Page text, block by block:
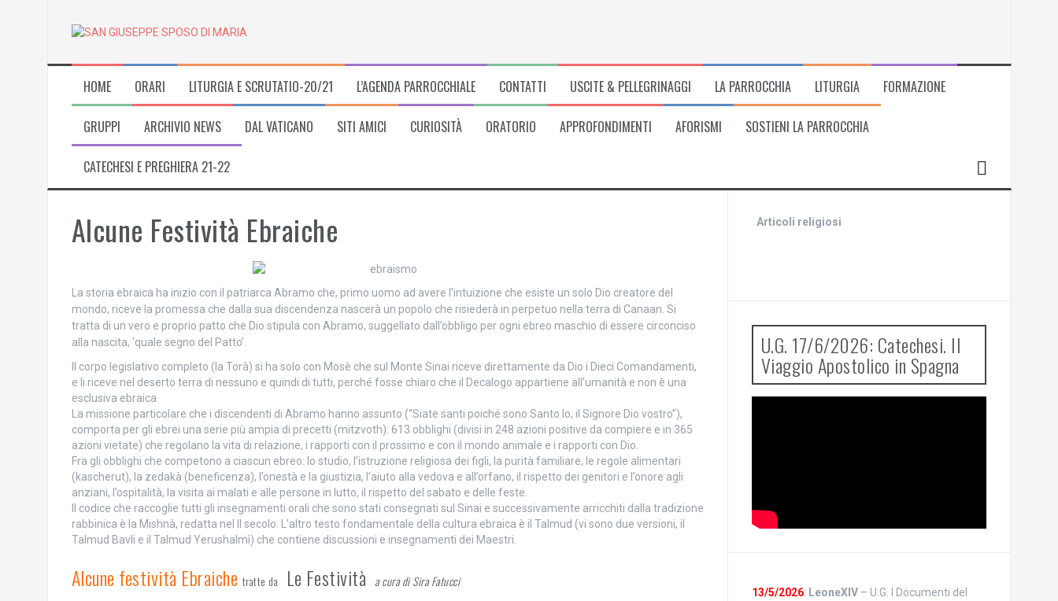
HOME ORARI LITURGIA E SCRUTATIO-20/21 L’AGENDA PARROCCHIALE CONTATTI USCITE & PELLEGRINAGGI LA PARROCCHIA LITURGIA FORMAZIONE
GRUPPI ARCHIVIO NEWS DAL VATICANO SITI AMICI CURIOSITÀ ORATORIO APPROFONDIMENTI AFORISMI SOSTIENI LA PARROCCHIA
CATECHESI E PREGHIERA 21-22
Alcune Festività Ebraiche
La storia ebraica ha inizio con il patriarca Abramo che, primo uomo ad avere l’intuizione che esiste un solo Dio creatore del
mondo, riceve la promessa che dalla sua discendenza nascerà un popolo che risiederà in perpetuo nella terra di Canaan. Si
tratta di un vero e proprio patto che Dio stipula con Abramo, suggellato dall’obbligo per ogni ebreo maschio di essere circonciso
alla nascita, ‘quale segno del Patto’.
Il corpo legislativo completo (la Torà) si ha solo con Mosè che sul Monte Sinai riceve direttamente da Dio i Dieci Comandamenti,
e li riceve nel deserto terra di nessuno e quindi di tutti, perché fosse chiaro che il Decalogo appartiene all’umanità e non è una
esclusiva ebraica.
La missione particolare che i discendenti di Abramo hanno assunto (“Siate santi poiché sono Santo Io, il Signore Dio vostro”),
comporta per gli ebrei una serie più ampia di precetti (mitzvoth): 613 obblighi (divisi in 248 azioni positive da compiere e in 365
azioni vietate) che regolano la vita di relazione, i rapporti con il prossimo e con il mondo animale e i rapporti con Dio.
Fra gli obblighi che competono a ciascun ebreo: lo studio, l’istruzione religiosa dei figli, la purità familiare, le regole alimentari
(kascherut), la zedakà (beneficenza), l’onestà e la giustizia, l’aiuto alla vedova e all’orfano, il rispetto dei genitori e l’onore agli
anziani, l’ospitalità, la visita ai malati e alle persone in lutto, il rispetto del sabato e delle feste.
Il codice che raccoglie tutti gli insegnamenti orali che sono stati consegnati sul Sinai e successivamente arricchiti dalla tradizione
rabbinica è la Mishnà, redatta nel II secolo. L’altro testo fondamentale della cultura ebraica è il Talmud (vi sono due versioni, il
Talmud Bavli e il Talmud Yerushalmì) che contiene discussioni e insegnamenti dei Maestri.
Alcune festività Ebraiche tratte da Le Festività a cura di Sira Fatucci
Articoli religiosi
U.G. 17/6/2026: Catechesi. Il
Viaggio Apostolico in Spagna
13/5/2026: LeoneXIV– U.G. I Documenti del